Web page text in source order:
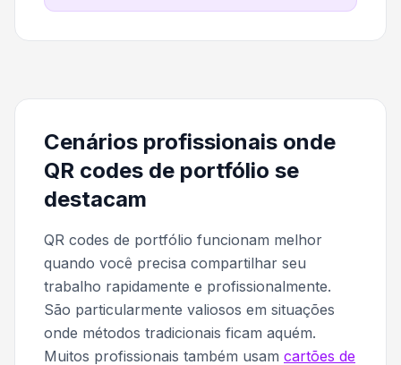
Cenários profissionais onde
QR codes de portfólio se
destacam
QR codes de portfólio funcionam melhor
quando você precisa compartilhar seu
trabalho rapidamente e profissionalmente.
São particularmente valiosos em situações
onde métodos tradicionais ficam aquém.
Muitos profissionais também usam cartões de